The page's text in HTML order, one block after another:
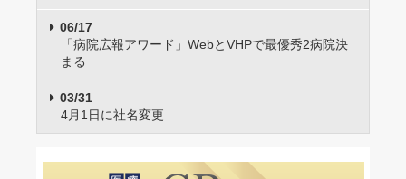
06/17
「病院広報アワード」WebとVHPで最優秀2病院決
まる
03/31
4月1日に社名変更